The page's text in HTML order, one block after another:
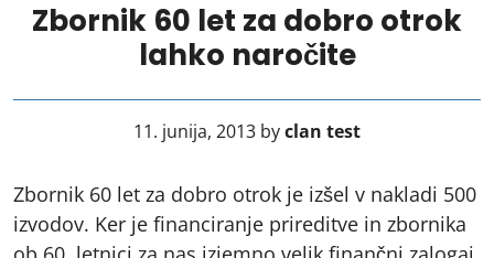
Zbornik 60 let za dobro otrok
lahko naročite
11. junija, 2013 byclan test
Zbornik 60 let za dobro otrok je izšel v nakladi 500
izvodov. Ker je financiranje prireditve in zbornika